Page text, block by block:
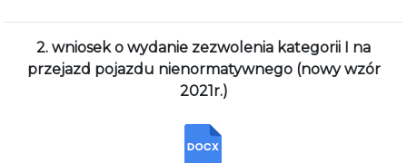
2. wniosek o wydanie zezwolenia kategorii I na
przejazd pojazdu nienormatywnego (nowy wzór
2021r.)